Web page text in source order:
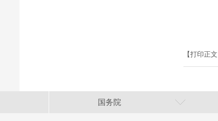
【打印正
国务院